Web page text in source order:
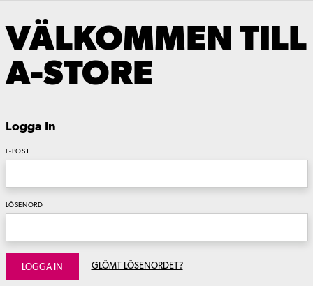
VÄLKOMMEN TILL
A-STORE
Logga In
E-POST
LÖSENORD
LOGGA IN GLÖMT LÖSENORDET?